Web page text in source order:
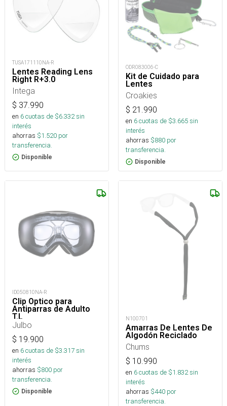
TUSA171110NA-R
Lentes Reading Lens
Right R+3.0
Intega
$ 37.990
en 6cuotas de $6.332sin
interés
ahorras $1.520 por
transferencia.
Disponible
ODR083006-C
Kit de Cuidado para
Lentes
Croakies
$ 21.990
en 6cuotas de $3.665sin
interés
ahorras $880 por
transferencia.
Disponible
ID050810NA-R
Clip Optico para
Antiparras de Adulto
T.L
Julbo
$ 19.900
en 6cuotas de $3.317sin
interés
ahorras $800 por
transferencia.
Disponible
N100701
Amarras De Lentes De
Algodón Reciclado
Chums
$ 10.990
en 6cuotas de $1.832sin
interés
ahorras $440 por
transferencia.